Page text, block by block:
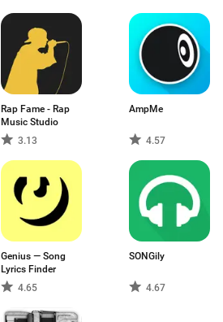
Rap Fame - Rap
Music Studio
3.13
AmpMe
4.57
Genius — Song
Lyrics Finder
4.65
SONGily
4.67